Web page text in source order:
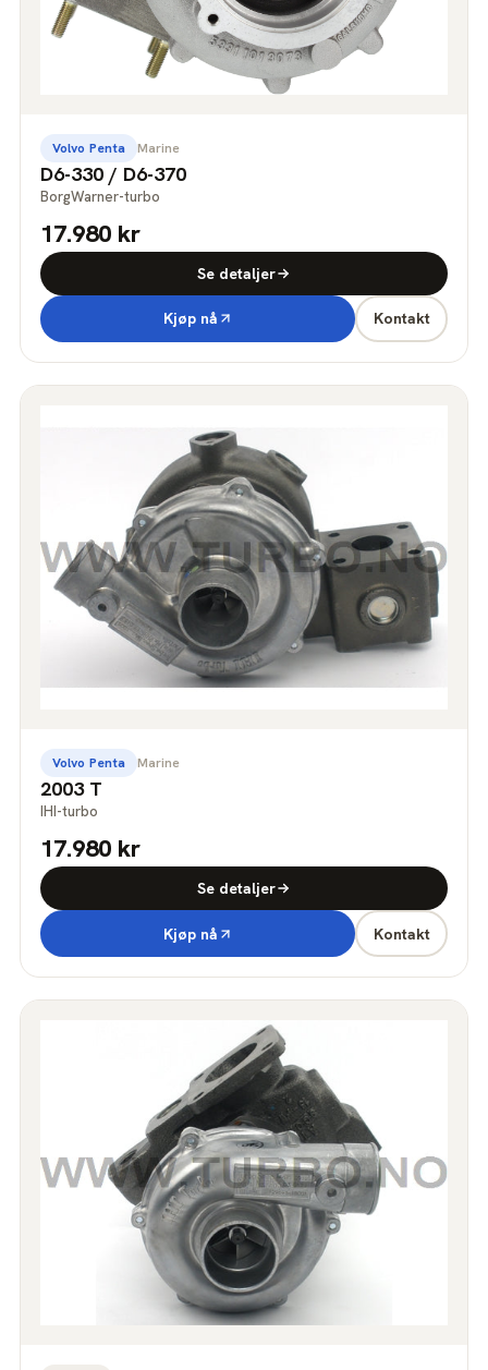
Volvo Penta Marine
D6-330 / D6-370
BorgWarner-turbo
17.980 kr
Se detaljer
Kjøp nå Kontakt
Volvo Penta Marine
2003 T
IHI-turbo
17.980 kr
Se detaljer
Kjøp nå Kontakt